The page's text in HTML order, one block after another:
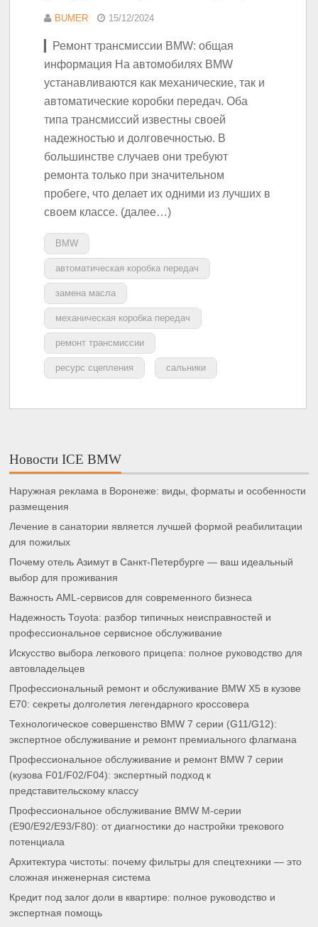
BUMER 15/12/2024
▎Ремонт трансмиссии BMW: общая
информация На автомобилях BMW
устанавливаются как механические, так и
автоматические коробки передач. Оба
типа трансмиссий известны своей
надежностью и долговечностью. В
большинстве случаев они требуют
ремонта только при значительном
пробеге, что делает их одними из лучших в
своем классе. (далее…)
BMW
автоматическая коробка передач
замена масла
механическая коробка передач
ремонт трансмиссии
ресурс сцепления сальники
Новости ICE BMW
Наружная реклама в Воронеже: виды, форматы и особенности
размещения
Лечение в санатории является лучшей формой реабилитации
для пожилых
Почему отель Азимут в Санкт-Петербурге — ваш идеальный
выбор для проживания
Важность AML-сервисов для современного бизнеса
Надежность Toyota: разбор типичных неисправностей и
профессиональное сервисное обслуживание
Искусство выбора легкового прицепа: полное руководство для
автовладельцев
Профессиональный ремонт и обслуживание BMW X5 в кузове
E70: секреты долголетия легендарного кроссовера
Технологическое совершенство BMW 7 серии (G11/G12):
экспертное обслуживание и ремонт премиального флагмана
Профессиональное обслуживание и ремонт BMW 7 серии
(кузова F01/F02/F04): экспертный подход к
представительскому классу
Профессиональное обслуживание BMW M-серии
(E90/E92/E93/F80): от диагностики до настройки трекового
потенциала
Архитектура чистоты: почему фильтры для спецтехники — это
сложная инженерная система
Кредит под залог доли в квартире: полное руководство и
экспертная помощь